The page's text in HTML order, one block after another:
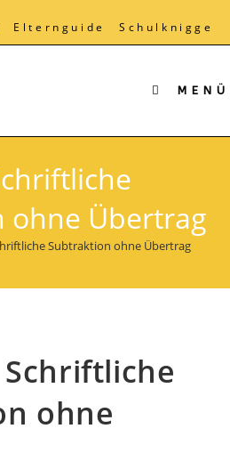
Elternguide Schulknigge
MENÜ
ohne Übertrag
Subtraktion ohne Übertrag
Schriftliche
ohne